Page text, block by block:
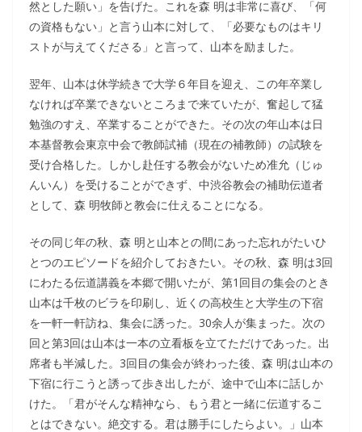
然とした願い」を告げた。これを森 明は非常に喜び、「何
の資格もない」と言う山本に対して、「必要なものはキリ
ストが与えてくださる」と言って、山本を励ました。
翌年、山本は休学続きで大学６年目を迎え、この年卒業し
なければ卒業できないところまで来ていたが、奮起して猛
勉強のすえ、卒業することができた。その次の年山本は日
本基督教会東京中会で教師試補（現在の補教師）の試験を
受け合格した。しかし赴任する教会がないため准允（じゅ
んいん）を受けることができず、中渋谷教会の補助伝道者
として、森 明牧師と教会に仕えることになる。
その同じ年の秋、森 明と山本との間にあった忘れがたいひ
とつのエピソードを紹介しておきたい。その秋、森 明は3回
にわたる伝道講義を本郷で開いたが、第1回目の集会のとき
山本は千枚のビラを印刷し、近くの高校生と大学生の下宿
を一軒一軒訪ね、集会に誘った。30余人が集まった。次の
回と第3回は山本は一本の立看板を立てただけであった。出
席者も半減した。3回目の集会が終わった後、森 明は山本の
下宿に行こうと誘って歩き出したが、途中で山本に話しか
けた。「君がそんな精神なら、もう君と一緒に伝道するこ
とはできない。絶交する。君は勝手にしたらよい。」山本